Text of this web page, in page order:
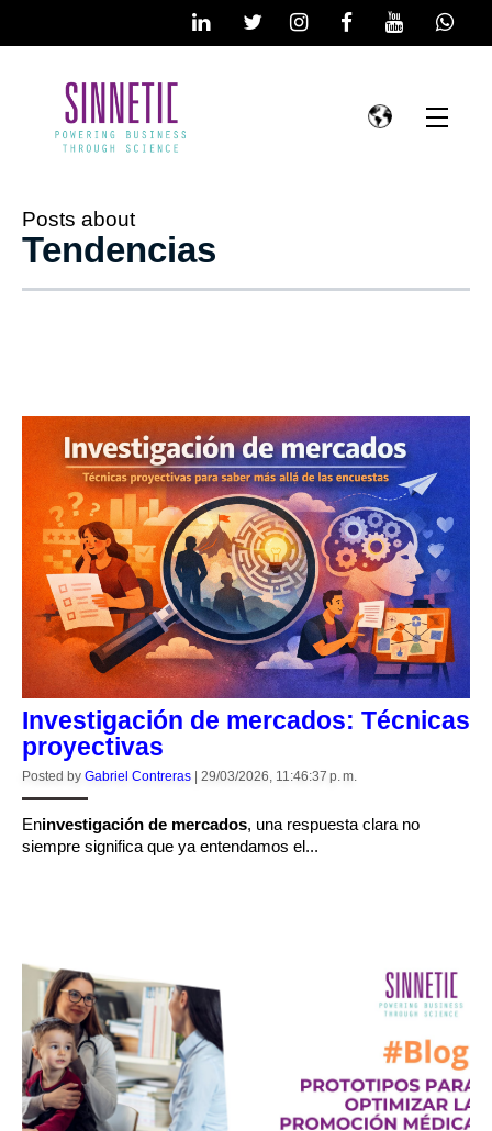
Posts about
Tendencias
Investigación de mercados: Técnicas
proyectivas
Posted by Gabriel Contreras | 29/03/2026, 11:46:37 p. m.
Eninvestigación de mercados, una respuesta clara no
siempre significa que ya entendamos el...